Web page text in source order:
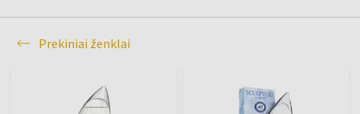
Prekiniai ženklai